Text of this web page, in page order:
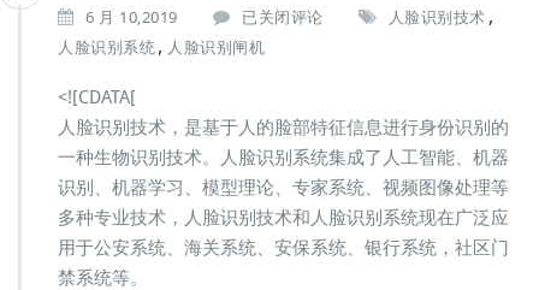
6 月 10,2019
人
脸
识
机|
人
脸
识
别
系
已关闭评论 人脸识别技术 ,
人脸识别系统, 人脸识别闸机
<![CDATA[
人脸识别技术，是基于人的脸部特征信息进行身份识别的
一种生物识别技术。人脸识别系统集成了人工智能、机器
识别、机器学习、模型理论、专家系统、视频图像处理等
多种专业技术，人脸识别技术和人脸识别系统现在广泛应
用于公安系统、海关系统、安保系统、银行系统，社区门
禁系统等。